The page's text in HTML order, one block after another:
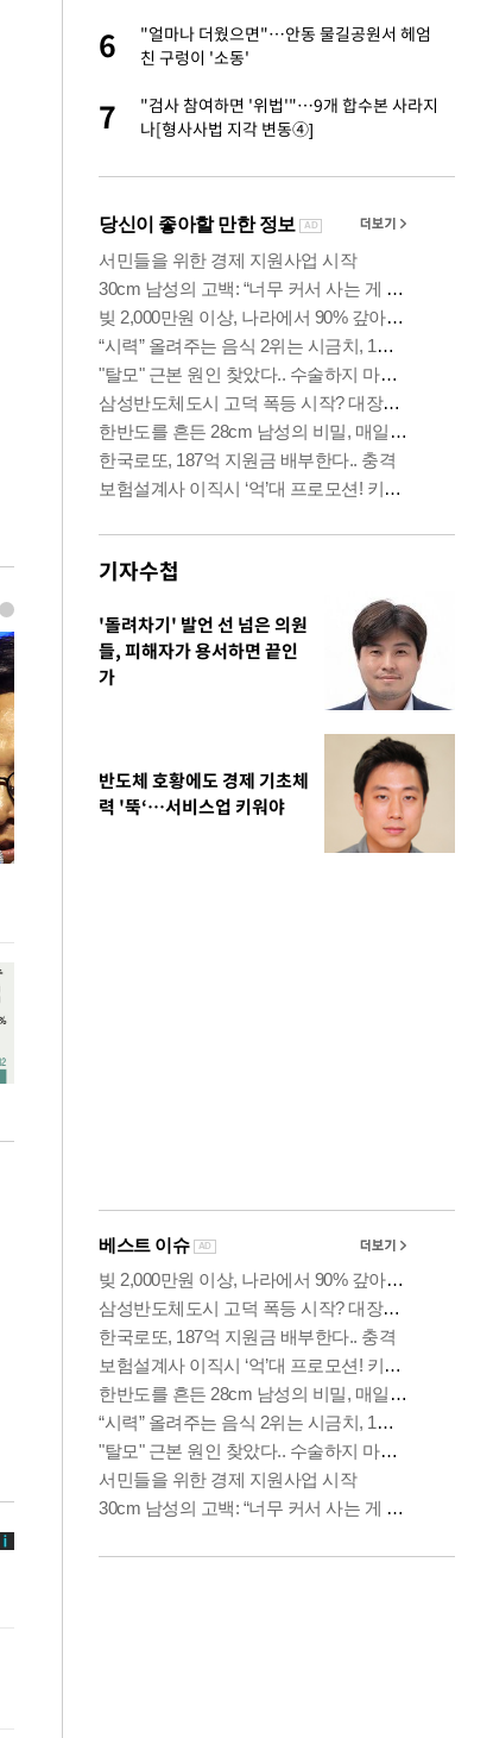
6
"얼마나 더웠으면"…안동 물길공원서 헤엄
친 구렁이 '소동'
7
"검사 참여하면 '위법'"…9개 합수본 사라지
나[형사사법 지각 변동④]
기자수첩
'돌려차기' 발언 선 넘은 의원
들, 피해자가 용서하면 끝인
가
반도체 호황에도 경제 기초체
력 '뚝‘…서비스업 키워야